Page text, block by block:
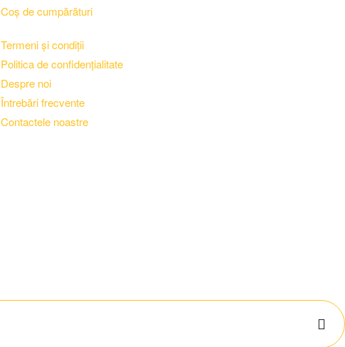
Coș de cumpărături
Termeni și condiții
Politica de confidențialitate
Despre noi
Întrebări frecvente
Contactele noastre